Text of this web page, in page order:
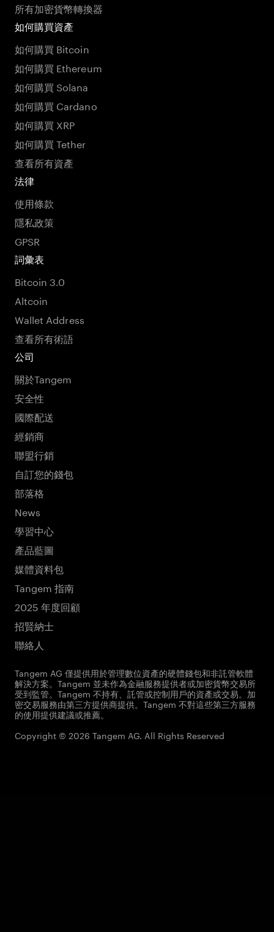
所有加密貨幣轉換器
如何購買資產
如何購買 Bitcoin
如何購買 Ethereum
如何購買 Solana
如何購買 Cardano
如何購買 XRP
如何購買 Tether
查看所有資產
法律
使用條款
隱私政策
GPSR
詞彙表
Bitcoin 3.0
Altcoin
Wallet Address
查看所有術語
公司
關於Tangem
安全性
國際配送
經銷商
聯盟行銷
自訂您的錢包
部落格
News
學習中心
產品藍圖
媒體資料包
Tangem 指南
2025 年度回顧
招賢納士
聯絡人
Tangem AG 僅提供用於管理數位資產的硬體錢包和非託管軟體
解決方案。Tangem 並未作為金融服務提供者或加密貨幣交易所
受到監管。Tangem 不持有、託管或控制用戶的資產或交易。加
密交易服務由第三方提供商提供。Tangem 不對這些第三方服務
的使用提供建議或推薦。